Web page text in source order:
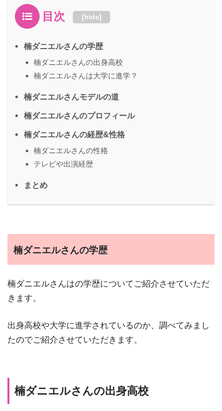
目次 [hide]
楠ダニエルさんの学歴
楠ダニエルさんの出身高校
楠ダニエルさんは大学に進学？
楠ダニエルさんモデルの道
楠ダニエルさんのプロフィール
楠ダニエルさんの経歴&性格
楠ダニエルさんの性格
テレビや出演経歴
まとめ
楠ダニエルさんの学歴
楠ダニエルさんはの学歴についてご紹介させていただ
きます。
出身高校や大学に進学されているのか、調べてみまし
たのでご紹介させていただきます。
楠ダニエルさんの出身高校